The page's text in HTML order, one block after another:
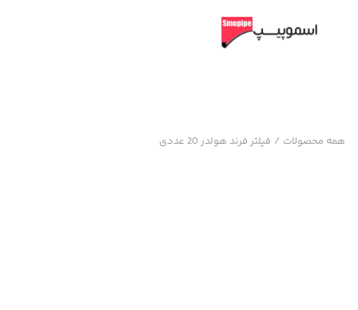
همه محصولات / فیلتر فرند هولدر 20 عددی